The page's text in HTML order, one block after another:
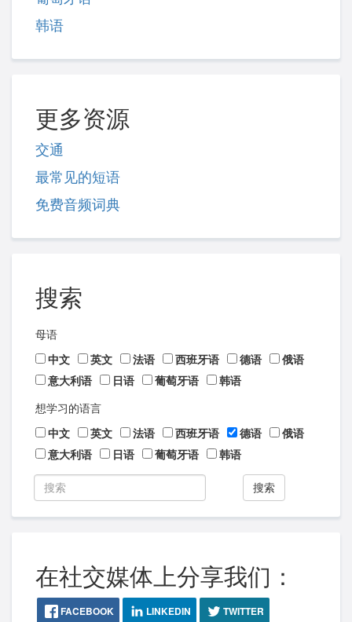
韩语
更多资源
交通
最常见的短语
免费音频词典
搜索
母语
中文
英文 法语 西班牙语 德语
俄语
意大利语
日语 葡萄牙语 韩语
想学习的语言
中文
英文 法语 西班牙语 德语
俄语
意大利语
日语 葡萄牙语 韩语
搜索
在社交媒体上分享我们：
FACEBOOK LINKEDIN
TWITTER